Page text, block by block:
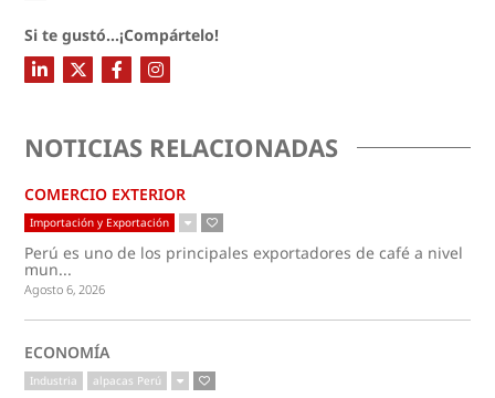
Si te gustó...¡Compártelo!
NOTICIAS RELACIONADAS
COMERCIO EXTERIOR
Importación y Exportación
Perú es uno de los principales exportadores de café a nivel
mun...
Agosto 6, 2026
ECONOMÍA
Industria alpacas Perú